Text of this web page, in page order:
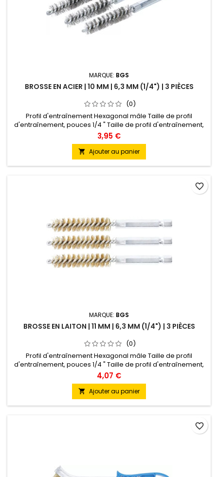
MARQUE: BGS
BROSSE EN ACIER | 10 MM | 6,3 MM (1/4") | 3 PIÈCES
(0)
Profil d'entraînement Hexagonal mâle Taille de profil
d'entraînement, pouces 1/4 " Taille de profil d'entraînement,
métrique 6,3 mm Poids brut 46 g
3,95 €
 Ajouter au panier
MARQUE: BGS
BROSSE EN LAITON | 11 MM | 6,3 MM (1/4") | 3 PIÈCES
(0)
Profil d'entraînement Hexagonal mâle Taille de profil
d'entraînement, pouces 1/4 " Taille de profil d'entraînement,
métrique 6,3 mm Poids brut 46 g
4,07 €
 Ajouter au panier
favorite_border
favorite_border